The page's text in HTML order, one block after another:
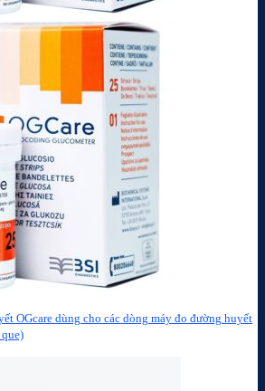
OGcare dùng cho các dòng máy đo đường huyết